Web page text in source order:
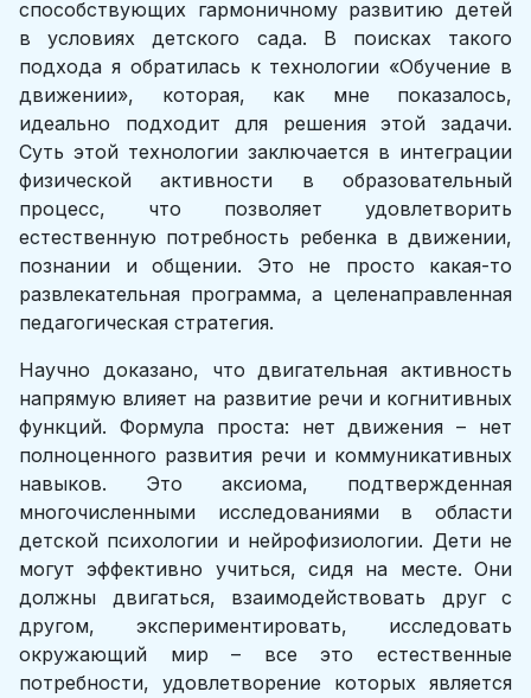
способствующих гармоничному развитию детей
в условиях детского сада. В поисках такого
подхода я обратилась к технологии «Обучение в
движении», которая, как мне показалось,
идеально подходит для решения этой задачи.
Суть этой технологии заключается в интеграции
физической активности в образовательный
процесс, что позволяет удовлетворить
естественную потребность ребенка в движении,
познании и общении. Это не просто какая-то
развлекательная программа, а целенаправленная
педагогическая стратегия.
Научно доказано, что двигательная активность
напрямую влияет на развитие речи и когнитивных
функций. Формула проста: нет движения – нет
полноценного развития речи и коммуникативных
навыков. Это аксиома, подтвержденная
многочисленными исследованиями в области
детской психологии и нейрофизиологии. Дети не
могут эффективно учиться, сидя на месте. Они
должны двигаться, взаимодействовать друг с
другом, экспериментировать, исследовать
окружающий мир – все это естественные
потребности, удовлетворение которых является